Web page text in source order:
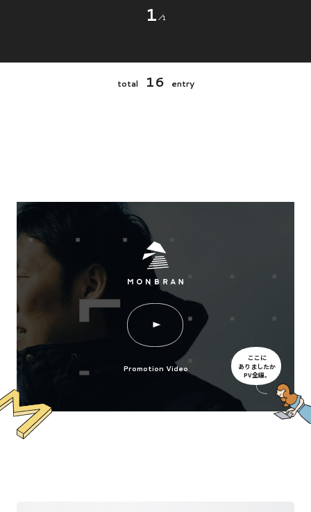
1 1
total 16 entry
Promotion Video
ここに
ありましたか
PV全編。